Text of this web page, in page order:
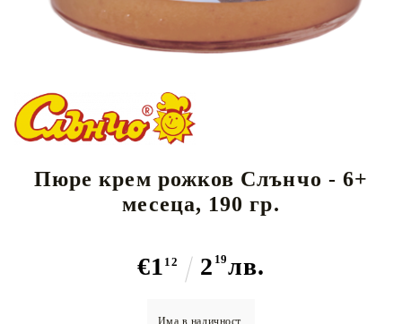
Пюре крем рожков Слънчо - 6+
месеца, 190 гр.
€1 12 2 19лв.